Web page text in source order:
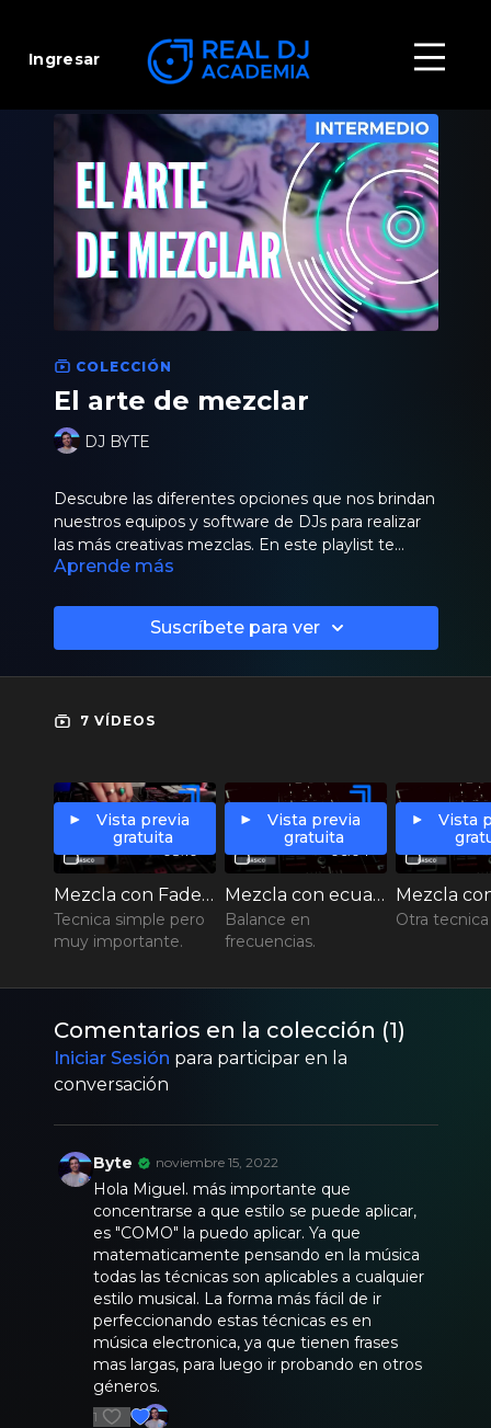
Ingresar
COLECCIÓN
El arte de mezclar
DJ BYTE
Descubre las diferentes opciones que nos brindan
nuestros equipos y software de DJs para realizar
las más creativas mezclas. En este playlist te
presentamos distintas técnicas para entrelazar
Aprende más
Suscríbete para ver
7 VÍDEOS
08:10
Vista previa
gratuita
Mezcla con Fader (Básico)
Tecnica simple pero
muy importante.
06:04
Vista previa
gratuita
Mezcla con ecualización
Balance en
frecuencias.
Vista
Otra
Comentarios en la colección (1)
Iniciar Sesión para participar en la
conversación
Byte noviembre 15, 2022
Hola Miguel. más importante que
concentrarse a que estilo se puede aplicar,
es "COMO" la puedo aplicar. Ya que
matematicamente pensando en la música
todas las técnicas son aplicables a cualquier
estilo musical. La forma más fácil de ir
perfeccionando estas técnicas es en
música electronica, ya que tienen frases
mas largas, para luego ir probando en otros
géneros.
1